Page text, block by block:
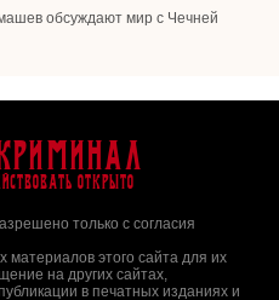
обсуждают мир с Чечней
открыто
только с согласия
этого сайта для их
на других сайтах,
в печатных изданиях и